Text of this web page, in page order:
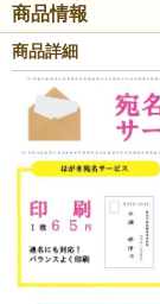
商品情報
商品詳細